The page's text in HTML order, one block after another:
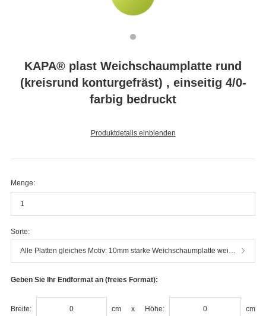
KAPA® plast Weichschaumplatte rund
(kreisrund konturgefräst) , einseitig 4/0-
farbig bedruckt
Produktdetails einblenden
Menge:
Sorte:
Geben Sie Ihr Endformat an (freies Format):
Breite: cm x Höhe: cm